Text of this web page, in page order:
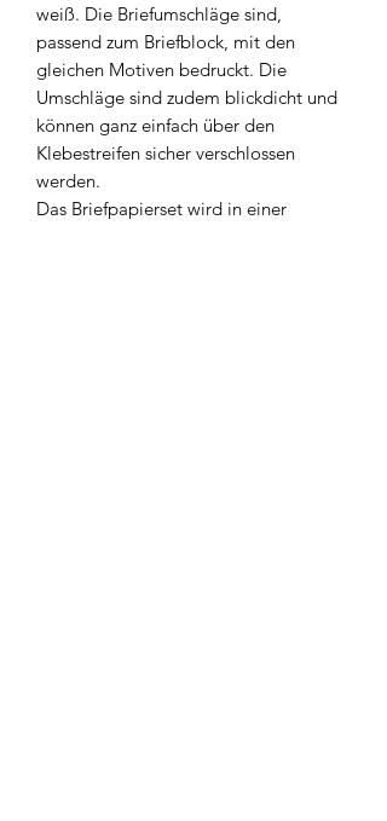
weiß. Die Briefumschläge sind,
passend zum Briefblock, mit den
gleichen Motiven bedruckt. Die
Umschläge sind zudem blickdicht und
können ganz einfach über den
Klebestreifen sicher verschlossen
werden.
Das Briefpapierset wird in einer